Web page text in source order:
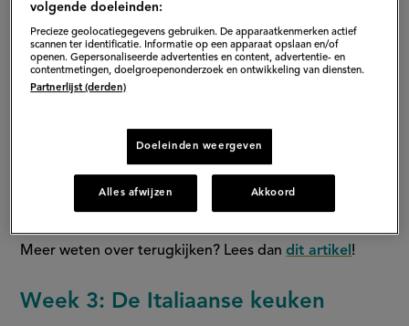
Meer weten over terugkijken? Lees dandit artikel !
Week 3: De Italiaanse keuken
volgende doeleinden:
Precieze geolocatiegegevens gebruiken. De apparaatkenmerken actief
scannen ter identificatie. Informatie op een apparaat opslaan en/of
openen. Gepersonaliseerde advertenties en content, advertentie- en
contentmetingen, doelgroepenonderzoek en ontwikkeling van diensten.
Partnerlijst (derden)
Doeleinden weergeven
Alles afwijzen Akkoord